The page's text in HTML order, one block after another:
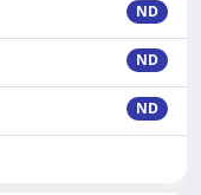
ND
ND
ND